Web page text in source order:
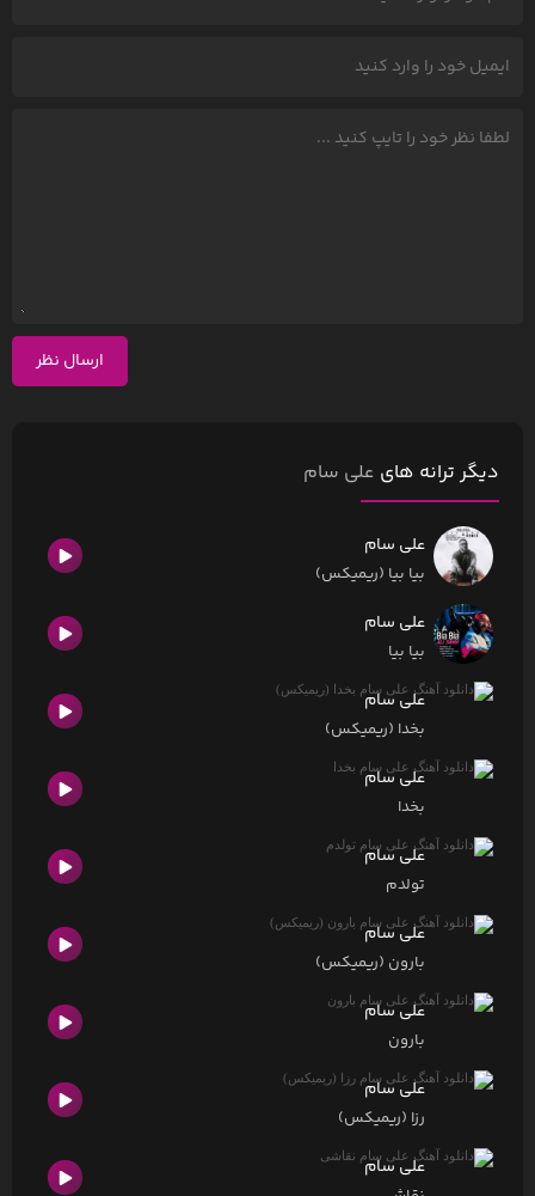
ارسال نظر
دیگر ترانه های علی سام
علی سام
بیا بیا (ریمیکس)
علی سام
بیا بیا
علی سام
بخدا (ریمیکس)
علی سام
بخدا
علی سام
تولدم
علی سام
بارون (ریمیکس)
علی سام
بارون
علی سام
رزا (ریمیکس)
علی سام